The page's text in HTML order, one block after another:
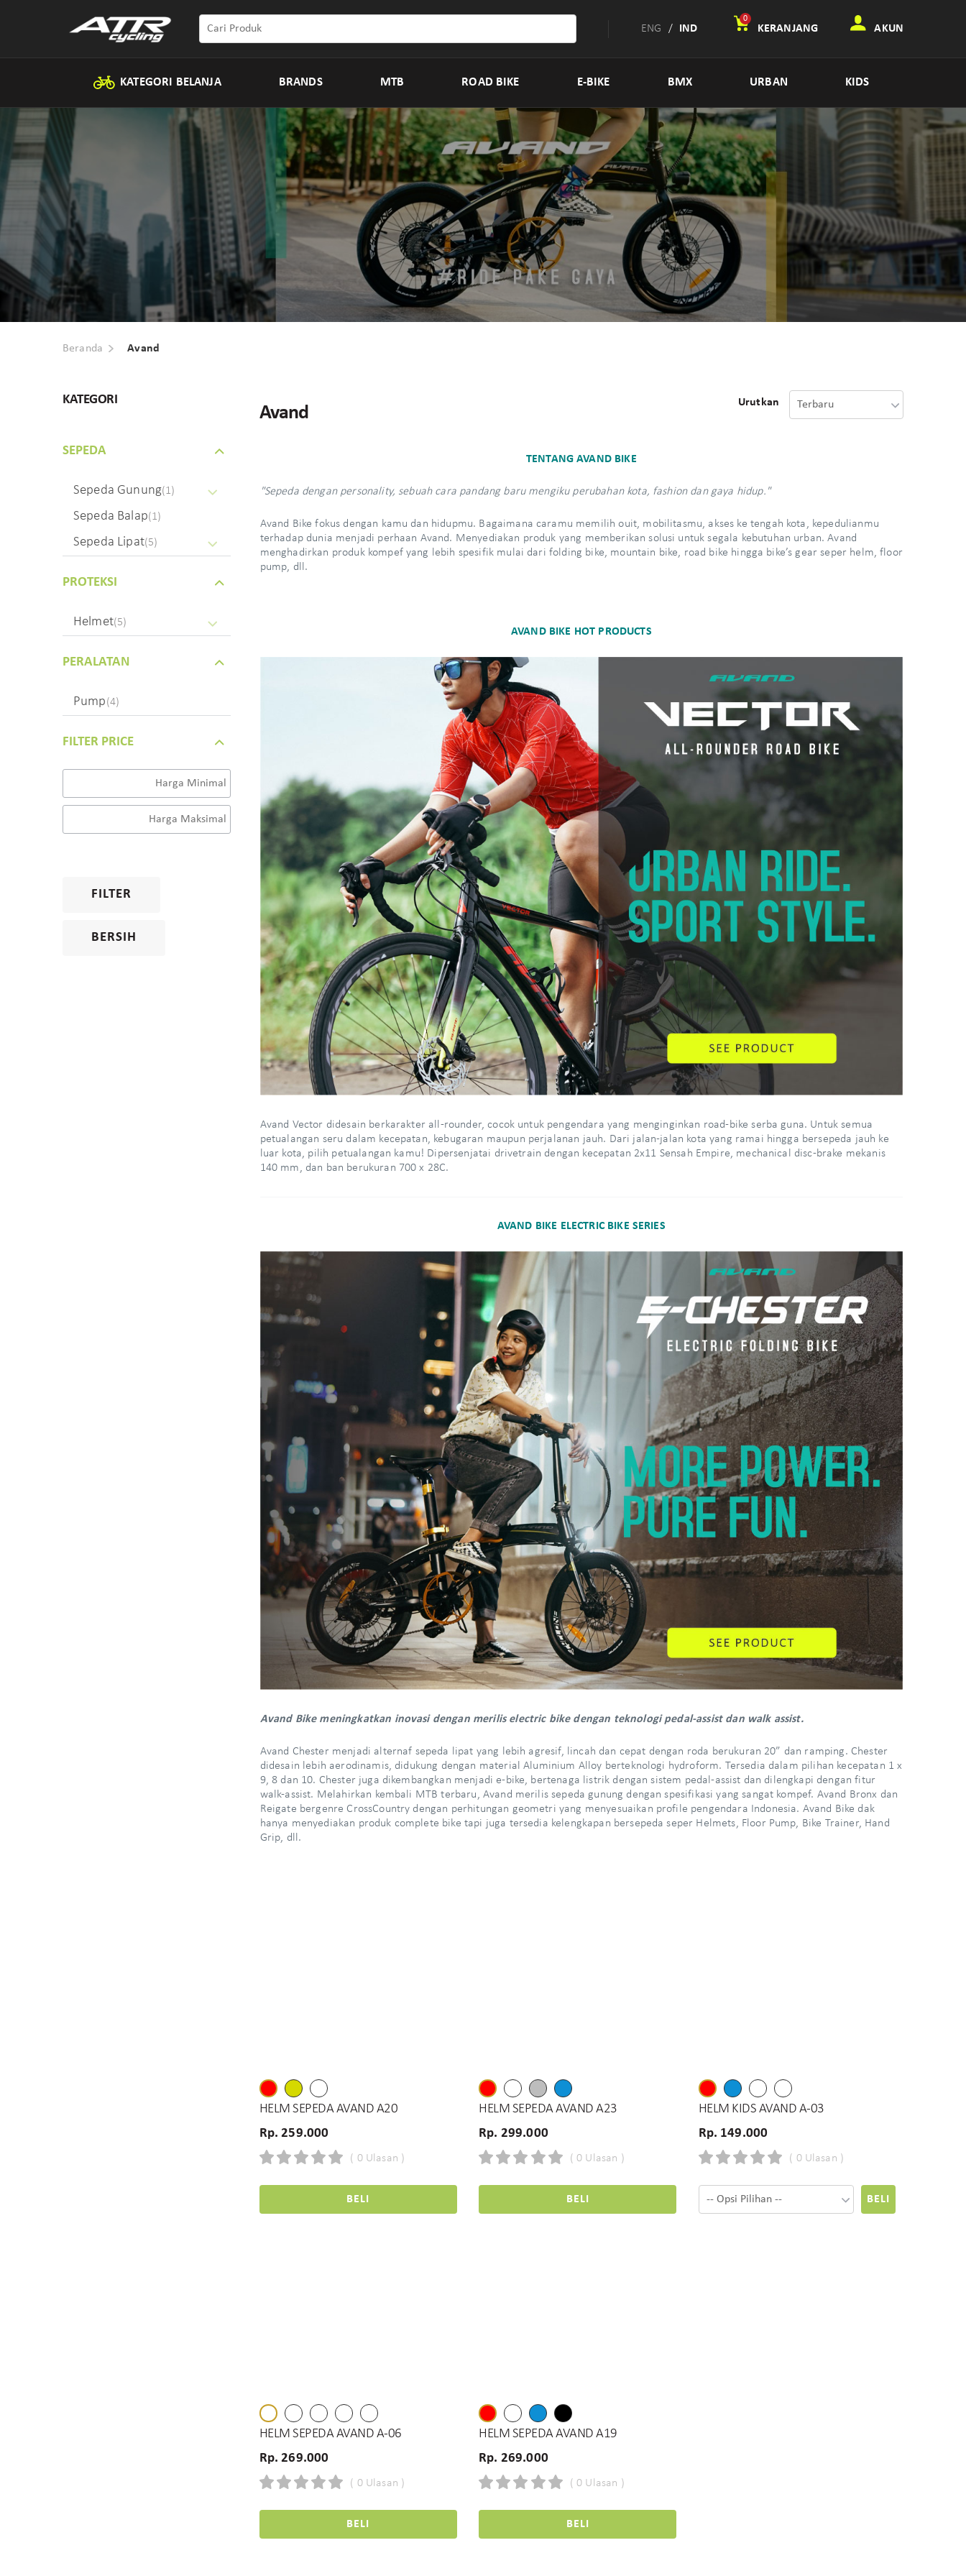
ENG / IND
0
KERANJANG AKUN
KATEGORI BELANJA BRANDS MTB ROAD BIKE E-BIKE BMX URBAN KIDS
Beranda Avand
KATEGORI
SEPEDA
Sepeda Gunung(1)
Sepeda Balap(1)
Sepeda Lipat(5)
PROTEKSI
Helmet(5)
PERALATAN
Pump(4)
FILTER PRICE
FILTER
BERSIH
Avand
Urutkan
TENTANG AVAND BIKE
"Sepeda dengan personality, sebuah cara pandang baru mengiku perubahan kota, fashion dan gaya hidup."
Avand Bike fokus dengan kamu dan hidupmu. Bagaimana caramu memilih ouit, mobilitasmu, akses ke tengah kota, kepedulianmu
terhadap dunia menjadi perhaan Avand. Menyediakan produk yang memberikan solusi untuk segala kebutuhan urban. Avand
menghadirkan produk kompef yang lebih spesifik mulai dari folding bike, mountain bike, road bike hingga bike’s gear seper helm, floor
pump, dll.
AVAND BIKE HOT PRODUCTS
Avand Vector didesain berkarakter all-rounder, cocok untuk pengendara yang menginginkan road-bike serba guna. Untuk semua
petualangan seru dalam kecepatan, kebugaran maupun perjalanan jauh. Dari jalan-jalan kota yang ramai hingga bersepeda jauh ke
luar kota, pilih petualangan kamu! Dipersenjatai drivetrain dengan kecepatan 2x11 Sensah Empire, mechanical disc-brake mekanis
140 mm, dan ban berukuran 700 x 28C.
AVAND BIKE ELECTRIC BIKE SERIES
Avand Bike meningkatkan inovasi dengan merilis electric bike dengan teknologi pedal-assist dan walk assist.
Avand Chester menjadi alternaf sepeda lipat yang lebih agresif, lincah dan cepat dengan roda berukuran 20” dan ramping. Chester
didesain lebih aerodinamis, didukung dengan material Aluminium Alloy berteknologi hydroform. Tersedia dalam pilihan kecepatan 1 x
9, 8 dan 10. Chester juga dikembangkan menjadi e-bike, bertenaga listrik dengan sistem pedal-assist dan dilengkapi dengan fitur
walk-assist. Melahirkan kembali MTB terbaru, Avand merilis sepeda gunung dengan spesifikasi yang sangat kompef. Avand Bronx dan
Reigate bergenre CrossCountry dengan perhitungan geometri yang menyesuaikan profile pengendara Indonesia. Avand Bike dak
hanya menyediakan produk complete bike tapi juga tersedia kelengkapan bersepeda seper Helmets, Floor Pump, Bike Trainer, Hand
Grip, dll.
HELM SEPEDA AVAND A20
Rp. 259.000
( 0 Ulasan )
BELI
HELM SEPEDA AVAND A23
Rp. 299.000
( 0 Ulasan )
BELI
HELM KIDS AVAND A-03
Rp. 149.000
( 0 Ulasan )
BELI
HELM SEPEDA AVAND A-06
Rp. 269.000
( 0 Ulasan )
BELI
HELM SEPEDA AVAND A19
Rp. 269.000
( 0 Ulasan )
BELI